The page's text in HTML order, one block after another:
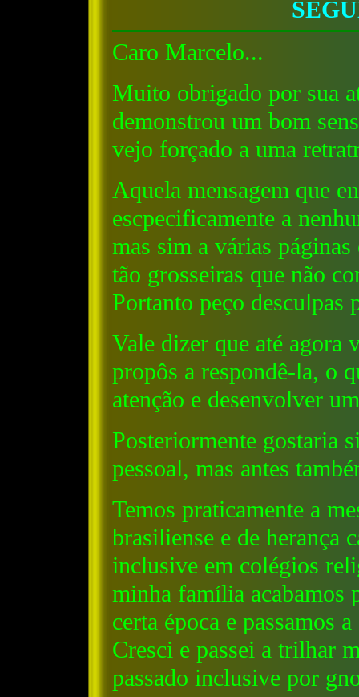
Caro Marcelo...
Muito obrigado por sua
demonstrou um bom
vejo forçado a uma
Aquela mensagem que
escpecificamente a
mas sim a várias
tão grosseiras que não
Portanto peço desculpas
Vale dizer que até agora
propôs a respondê-la, o
atenção e desenvolver
Posteriormente gostaria
pessoal, mas antes
Temos praticamente a
brasiliense e de herança
inclusive em colégios
minha família acabamos
certa época e passamos
Cresci e passei a trilhar
passado inclusive por